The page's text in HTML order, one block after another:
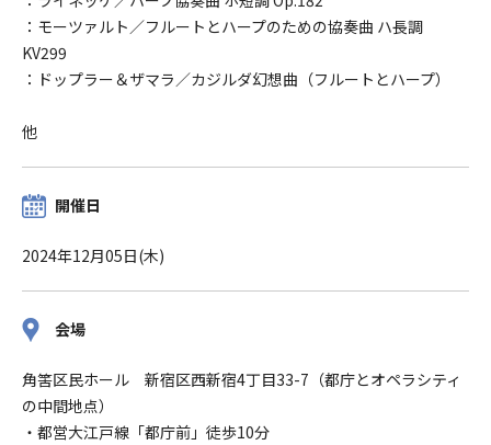
：モーツァルト／フルートとハープのための協奏曲 ハ長調
KV299
：ドップラー＆ザマラ／カジルダ幻想曲（フルートとハープ）
他
開催日
2024年12月05日(木)
会場
角筈区民ホール 新宿区西新宿4丁目33-7（都庁とオペラシティ
の中間地点）
・都営大江戸線「都庁前」徒歩10分